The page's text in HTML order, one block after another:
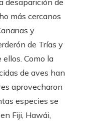
desaparición de
más cercanos
y
de Trías y
Como la
de aves han
aprovecharon
especies se
Fiji, Hawái,